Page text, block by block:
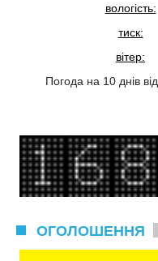
вологість:
тиск:
вітер:
Погода на 10 днів від
ОГОЛОШЕННЯ